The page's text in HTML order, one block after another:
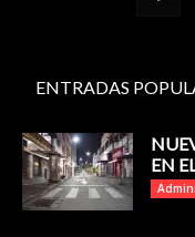
ENTRADAS
EN